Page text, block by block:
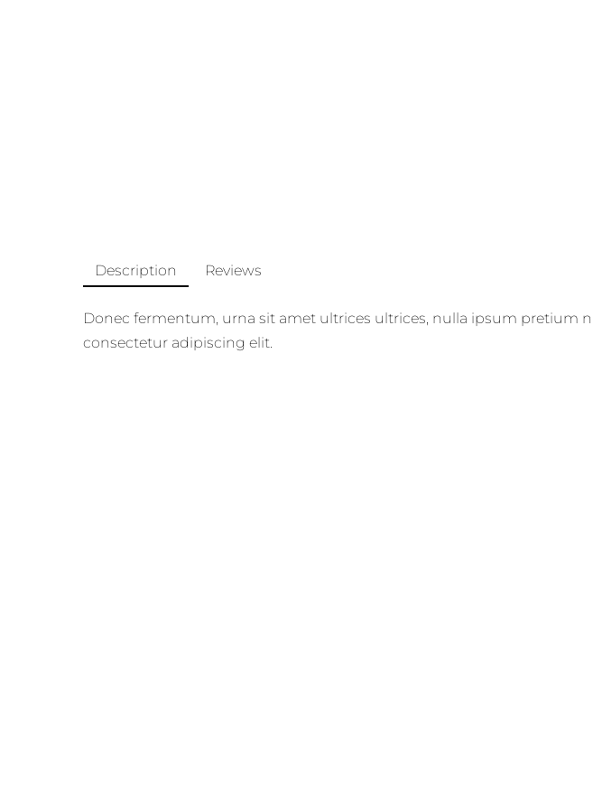
Description Reviews
Donec fermentum, urna sit amet ultrices ultrices, nulla ipsum pretium
consectetur adipiscing elit.